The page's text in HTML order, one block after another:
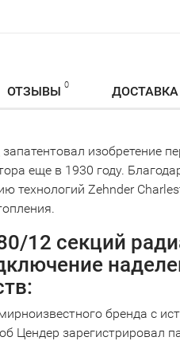
ОТЗЫВЫ 0 ДОСТАВКА
изобретение
еще в 1930 году.
технологий Zehnder
12 секций
бренда с
Цендер зарегистрировал